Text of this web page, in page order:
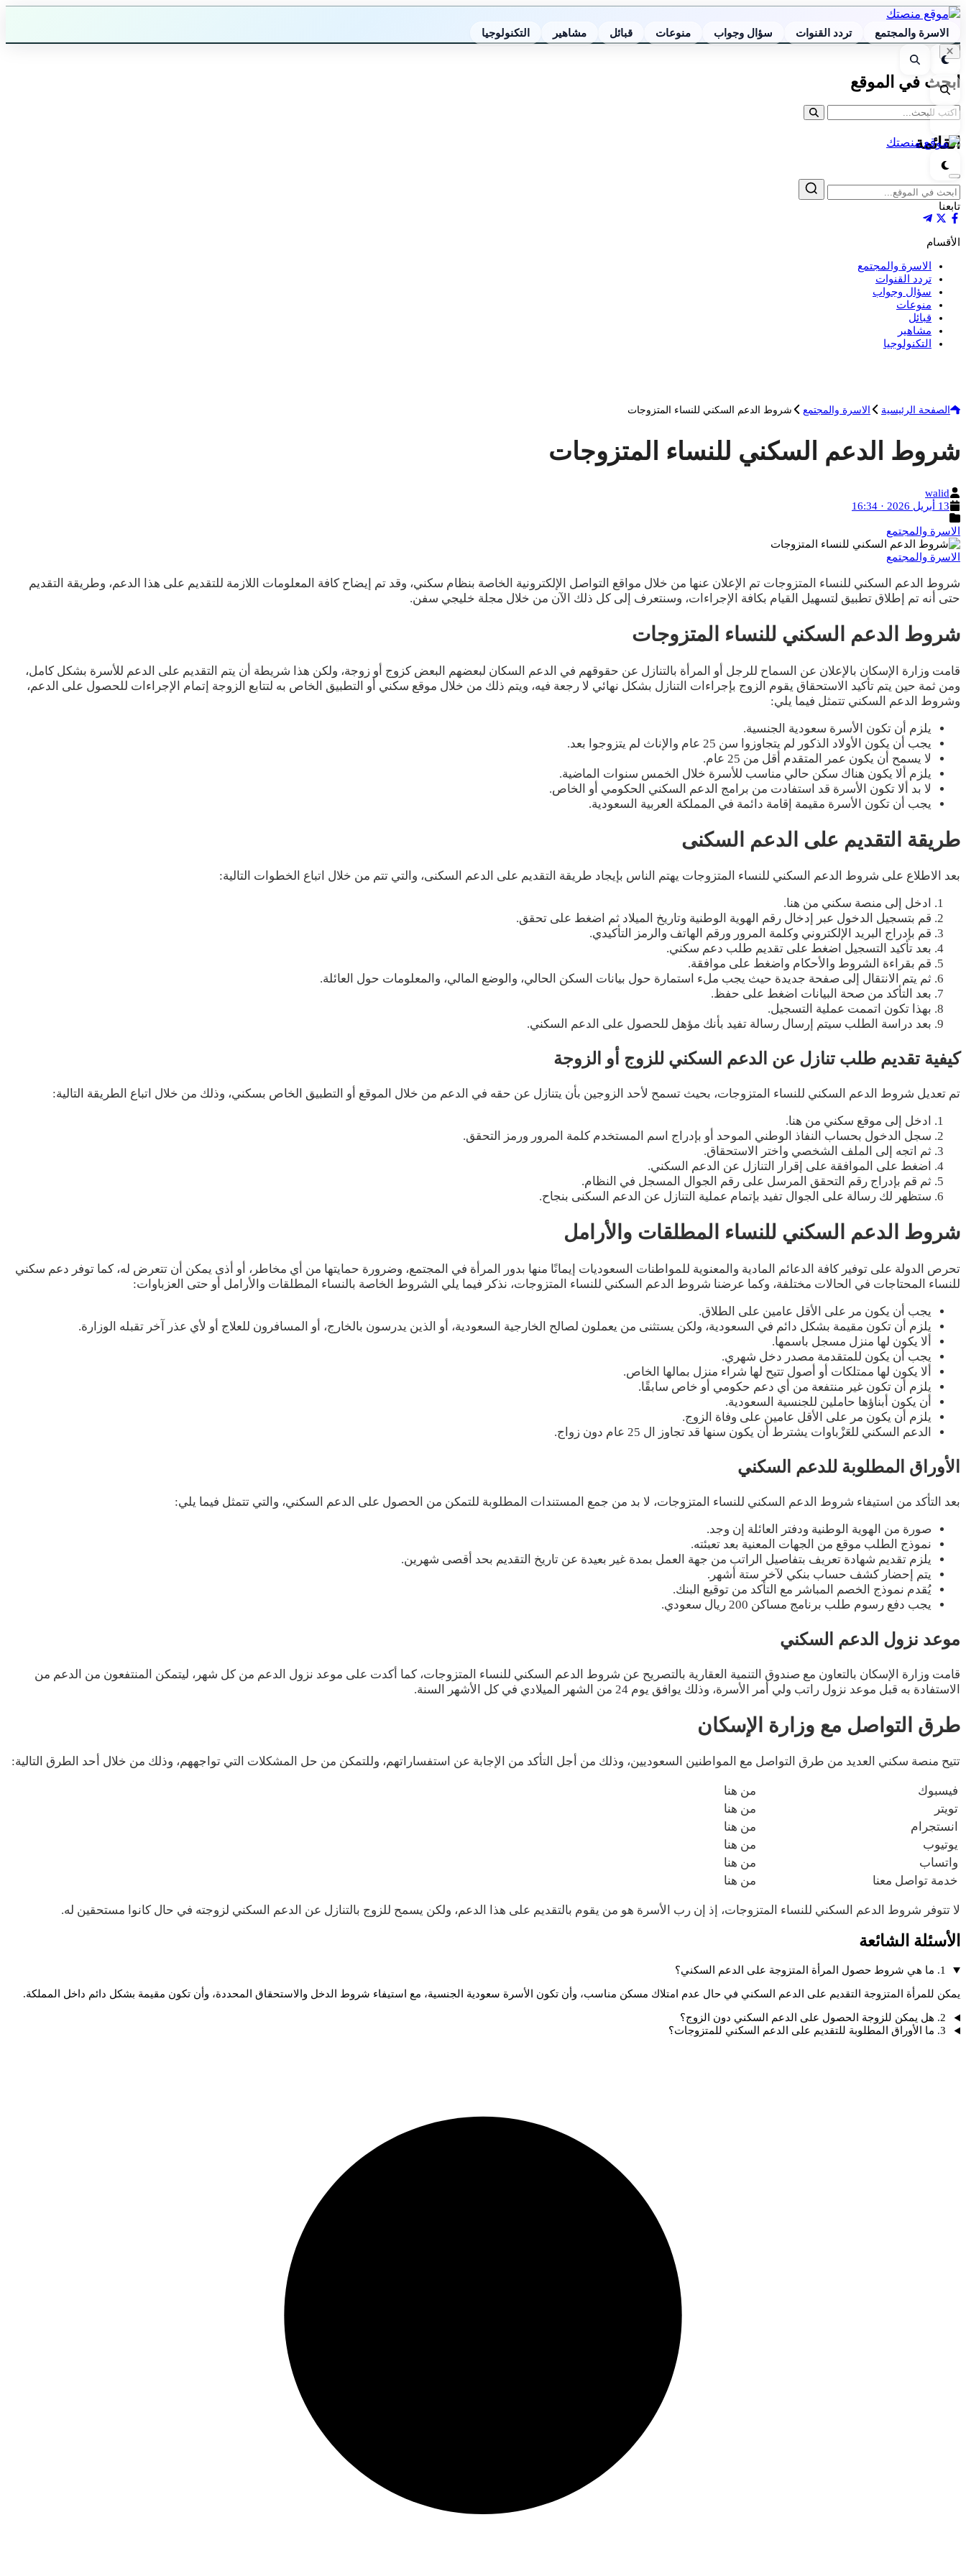
الاسرة والمجتمع تردد القنوات سؤال وجواب منوعات قبائل مشاهير التكنولوجيا
الوضع
بحث
بحث
الوضع
إغلاق
ابحث في الموقع
القائمة
إغلاق
بحث
تابعنا
الأقسام
الاسرة والمجتمع
تردد القنوات
سؤال وجواب
منوعات
قبائل
مشاهير
التكنولوجيا
الصفحة الرئيسية الاسرة والمجتمع شروط الدعم السكني للنساء المتزوجات
شروط الدعم السكني للنساء المتزوجات
الكاتب
walid
تاريخ
13 أبريل 2026 · 16:34
الاسرة والمجتمع
الاسرة والمجتمع
شروط الدعم السكني للنساء المتزوجات تم الإعلان عنها من خلال مواقع التواصل الإلكترونية الخاصة بنظام سكني، وقد تم إيضاح كافة المعلومات اللازمة للتقديم على هذا الدعم، وطريقة التقديم
حتى أنه تم إطلاق تطبيق لتسهيل القيام بكافة الإجراءات، وسنتعرف إلى كل ذلك الآن من خلال مجلة خليجي سفن.
شروط الدعم السكني للنساء المتزوجات
قامت وزارة الإسكان بالإعلان عن السماح للرجل أو المرأة بالتنازل عن حقوقهم في الدعم السكان لبعضهم البعض كزوج أو زوجة، ولكن هذا شريطة أن يتم التقديم على الدعم للأسرة بشكل كامل،
ومن ثمة حين يتم تأكيد الاستحقاق يقوم الزوج بإجراءات التنازل بشكل نهائي لا رجعة فيه، ويتم ذلك من خلال موقع سكني أو التطبيق الخاص به لتتابع الزوجة إتمام الإجراءات للحصول على الدعم،
وشروط الدعم السكني تتمثل فيما يلي:
يلزم أن تكون الأسرة سعودية الجنسية.
يجب أن يكون الأولاد الذكور لم يتجاوزوا سن 25 عام والإناث لم يتزوجوا بعد.
لا يسمح أن يكون عمر المتقدم أقل من 25 عام.
يلزم ألا يكون هناك سكن حالي مناسب للأسرة خلال الخمس سنوات الماضية.
لا بد ألا تكون الأسرة قد استفادت من برامج الدعم السكني الحكومي أو الخاص.
يجب أن تكون الأسرة مقيمة إقامة دائمة في المملكة العربية السعودية.
طريقة التقديم على الدعم السكنى
بعد الاطلاع على شروط الدعم السكني للنساء المتزوجات يهتم الناس بإيجاد طريقة التقديم على الدعم السكنى، والتي تتم من خلال اتباع الخطوات التالية:
ادخل إلى منصة سكني من هنا.
قم بتسجيل الدخول عبر إدخال رقم الهوية الوطنية وتاريخ الميلاد ثم اضغط على تحقق.
قم بإدراج البريد الإلكتروني وكلمة المرور ورقم الهاتف والرمز التأكيدي.
بعد تأكيد التسجيل اضغط على تقديم طلب دعم سكني.
قم بقراءة الشروط والأحكام واضغط على موافقة.
ثم يتم الانتقال إلى صفحة جديدة حيث يجب ملء استمارة حول بيانات السكن الحالي، والوضع المالي، والمعلومات حول العائلة.
بعد التأكد من صحة البيانات اضغط على حفظ.
بهذا تكون اتممت عملية التسجيل.
بعد دراسة الطلب سيتم إرسال رسالة تفيد بأنك مؤهل للحصول على الدعم السكني.
كيفية تقديم طلب تنازل عن الدعم السكني للزوج أو الزوجة
تم تعديل شروط الدعم السكني للنساء المتزوجات، بحيث تسمح لأحد الزوجين بأن يتنازل عن حقه في الدعم من خلال الموقع أو التطبيق الخاص بسكني، وذلك من خلال اتباع الطريقة التالية:
ادخل إلى موقع سكني من هنا.
سجل الدخول بحساب النفاذ الوطني الموحد أو بإدراج اسم المستخدم كلمة المرور ورمز التحقق.
ثم اتجه إلى الملف الشخصي واختر الاستحقاق.
اضغط على الموافقة على إقرار التنازل عن الدعم السكني.
ثم قم بإدراج رقم التحقق المرسل على رقم الجوال المسجل في النظام.
ستظهر لك رسالة على الجوال تفيد بإتمام عملية التنازل عن الدعم السكنى بنجاح.
شروط الدعم السكني للنساء المطلقات والأرامل
تحرص الدولة على توفير كافة الدعائم المادية والمعنوية للمواطنات السعوديات إيمانًا منها بدور المرأة في المجتمع، وضرورة حمايتها من أي مخاطر، أو أذى يمكن أن تتعرض له، كما توفر دعم سكني
للنساء المحتاجات في الحالات مختلفة، وكما عرضنا شروط الدعم السكني للنساء المتزوجات، نذكر فيما يلي الشروط الخاصة بالنساء المطلقات والأرامل أو حتى العزباوات:
يجب أن يكون مر على الأقل عامين على الطلاق.
يلزم أن تكون مقيمة بشكل دائم في السعودية، ولكن يستثنى من يعملون لصالح الخارجية السعودية، أو الذين يدرسون بالخارج، أو المسافرون للعلاج أو لأي عذر آخر تقبله الوزارة.
ألا يكون لها منزل مسجل باسمها.
يجب أن يكون للمتقدمة مصدر دخل شهري.
ألا يكون لها ممتلكات أو أصول تتيح لها شراء منزل بمالها الخاص.
يلزم أن تكون غير منتفعة من أي دعم حكومي أو خاص سابقًا.
أن يكون أبناؤها حاملين للجنسية السعودية.
يلزم أن يكون مر على الأقل عامين على وفاة الزوج.
الدعم السكني للعَزْباوات يشترط أن يكون سنها قد تجاوز ال 25 عام دون زواج.
الأوراق المطلوبة للدعم السكني
بعد التأكد من استيفاء شروط الدعم السكني للنساء المتزوجات، لا بد من جمع المستندات المطلوبة للتمكن من الحصول على الدعم السكني، والتي تتمثل فيما يلي:
صورة من الهوية الوطنية ودفتر العائلة إن وجد.
نموذج الطلب موقع من الجهات المعنية بعد تعبئته.
يلزم تقديم شهادة تعريف بتفاصيل الراتب من جهة العمل بمدة غير بعيدة عن تاريخ التقديم بحد أقصى شهرين.
يتم إحضار كشف حساب بنكي لآخر ستة أشهر.
يُقدم نموذج الخصم المباشر مع التأكد من توقيع البنك.
يجب دفع رسوم طلب برنامج مساكن 200 ريال سعودي.
موعد نزول الدعم السكني
قامت وزارة الإسكان بالتعاون مع صندوق التنمية العقارية بالتصريح عن شروط الدعم السكني للنساء المتزوجات، كما أكدت على موعد نزول الدعم من كل شهر، ليتمكن المنتفعون من الدعم من
الاستفادة به قبل موعد نزول راتب ولي أمر الأسرة، وذلك يوافق يوم 24 من الشهر الميلادي في كل الأشهر السنة.
طرق التواصل مع وزارة الإسكان
تتيح منصة سكني العديد من طرق التواصل مع المواطنين السعوديين، وذلك من أجل التأكد من الإجابة عن استفساراتهم، وللتمكن من حل المشكلات التي تواجههم، وذلك من خلال أحد الطرق التالية:
فيسبوك
من هنا
تويتر
من هنا
انستجرام
من هنا
يوتيوب
من هنا
واتساب
من هنا
خدمة تواصل معنا
من هنا
لا تتوفر شروط الدعم السكني للنساء المتزوجات، إذ إن رب الأسرة هو من يقوم بالتقديم على هذا الدعم، ولكن يسمح للزوج بالتنازل عن الدعم السكني لزوجته في حال كانوا مستحقين له.
الأسئلة الشائعة
1. ما هي شروط حصول المرأة المتزوجة على الدعم السكني؟
يمكن للمرأة المتزوجة التقديم على الدعم السكني في حال عدم امتلاك مسكن مناسب، وأن تكون الأسرة سعودية الجنسية، مع استيفاء شروط الدخل والاستحقاق المحددة، وأن تكون مقيمة بشكل دائم داخل المملكة.
2. هل يمكن للزوجة الحصول على الدعم السكني دون الزوج؟
3. ما الأوراق المطلوبة للتقديم على الدعم السكني للمتزوجات؟